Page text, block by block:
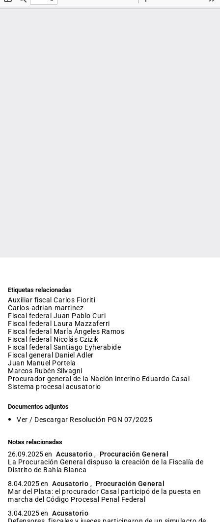
Etiquetas relacionadas
auxiliar fiscal Carlos Fioriti
carlos-adrian-martinez
fiscal federal Juan Pablo Curi
fiscal federal Laura Mazzaferri
fiscal federal María Ángeles Ramos
fiscal federal Nicolás Czizik
fiscal federal Santiago Eyherabide
fiscal general Daniel Adler
Juan Manuel Portela
Marcos Rubén Silvagni
procurador general de la Nación interino Eduardo Casal
sistema procesal acusatorio
Documentos adjuntos
Ver / Descargar Resolución PGN 07/2025
Notas relacionadas
26.09.2025 en Acusatorio , Procuración General
La Procuración General dispuso la creación de la Fiscalía de
Distrito de Bahía Blanca
8.04.2025 en Acusatorio , Procuración General
Mar del Plata: el procurador Casal participó de la puesta en
marcha del Código Procesal Penal Federal
3.04.2025 en Acusatorio